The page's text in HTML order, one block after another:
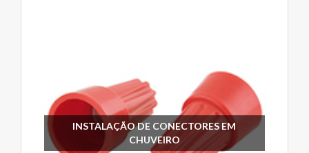
INSTALAÇÃO DE CONECTORES EM
CHUVEIRO